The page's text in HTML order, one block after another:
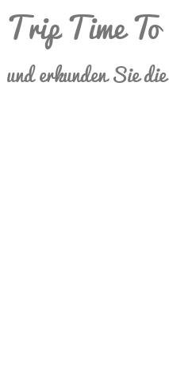
Trip Time To
und erkunden Sie